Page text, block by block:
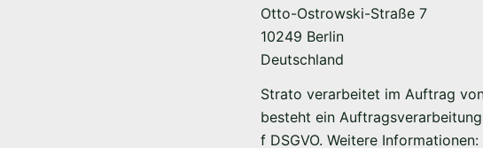
Otto-Ostrowski-Straße 7
10249 Berlin
Deutschland
Strato verarbeitet im Auftrag
besteht ein
f DSGVO. Weitere Informationen: